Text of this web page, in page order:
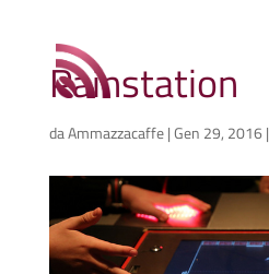
Painstation
daAmmazzacaffe|Gen 29, 2016|